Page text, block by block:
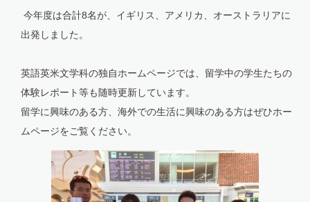
今年度は合計8名が、イギリス、アメリカ、オーストラリアに
出発しました。
英語英米文学科の独自ホームページでは、留学中の学生たちの
体験レポート等も随時更新しています。
留学に興味のある方、海外での生活に興味のある方はぜひホー
ムページをご覧ください。